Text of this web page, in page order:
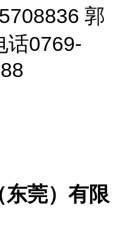
郭
话0769-
莞）有限